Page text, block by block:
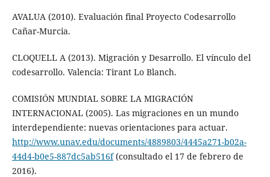
AVALUA (2010). Evaluación final Proyecto Codesarrollo
Cañar-Murcia.
CLOQUELL A (2013). Migración y Desarrollo. El vínculo del
codesarrollo. Valencia: Tirant Lo Blanch.
COMISIÓN MUNDIAL SOBRE LA MIGRACIÓN
INTERNACIONAL (2005). Las migraciones en un mundo
interdependiente: nuevas orientaciones para actuar.
http://www.unav.edu/documents/4889803/4445a271-b02a-
44d4-b0e5-887dc5ab516f(consultado el 17 de febrero de
2016).